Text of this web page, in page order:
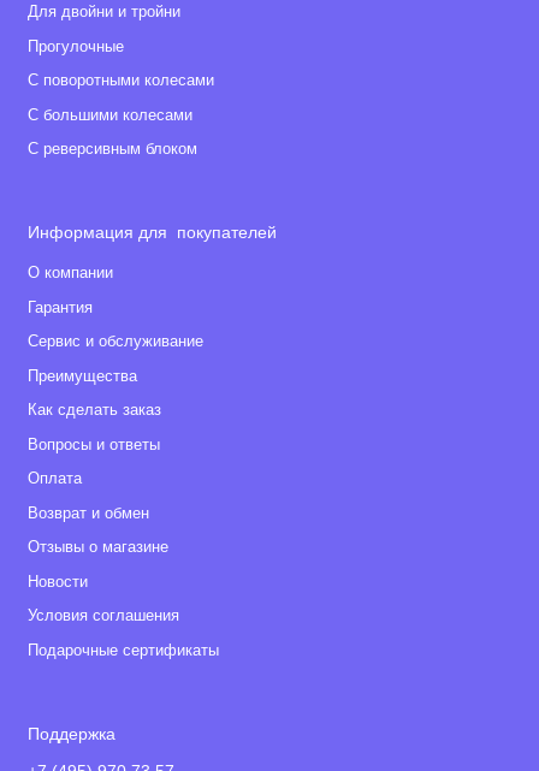
Для двойни и тройни
Прогулочные
С поворотными колесами
С большими колесами
С реверсивным блоком
Информация для покупателей
О компании
Гарантия
Сервис и обслуживание
Преимущества
Как сделать заказ
Вопросы и ответы
Оплата
Возврат и обмен
Отзывы о магазине
Новости
Условия соглашения
Подарочные сертификаты
Поддержка